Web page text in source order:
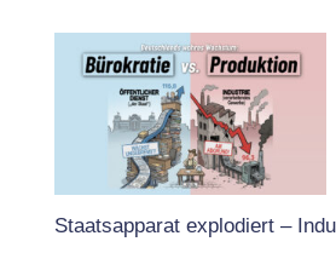
Staatsapparat explodiert –